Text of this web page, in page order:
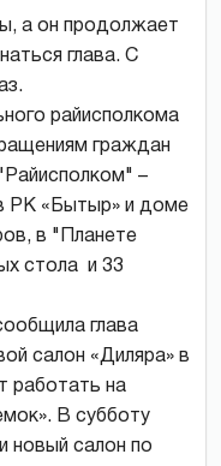
а он продолжает
глава. С
райисполкома
граждан
–
РК «Бытыр» и доме
в "Планете
стола и 33
глава
салон «Диляра» в
работать на
В субботу
новый салон по